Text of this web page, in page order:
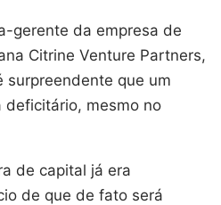
gerente da empresa de
Citrine Venture Partners,
surpreendente que um
deficitário, mesmo no
de capital já era
de que de fato será